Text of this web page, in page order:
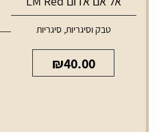
טבק וסיגריות,סיגריות
₪40.00